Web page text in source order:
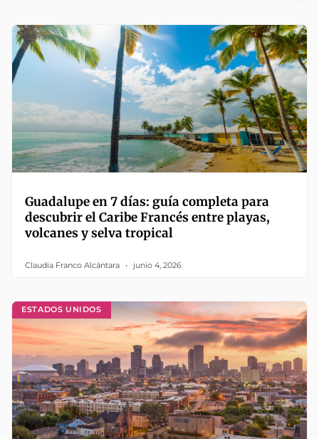
Guadalupe en 7 días: guía completa para
descubrir el Caribe Francés entre playas,
volcanes y selva tropical
Claudia Franco Alcántara junio 4, 2026
ESTADOS UNIDOS